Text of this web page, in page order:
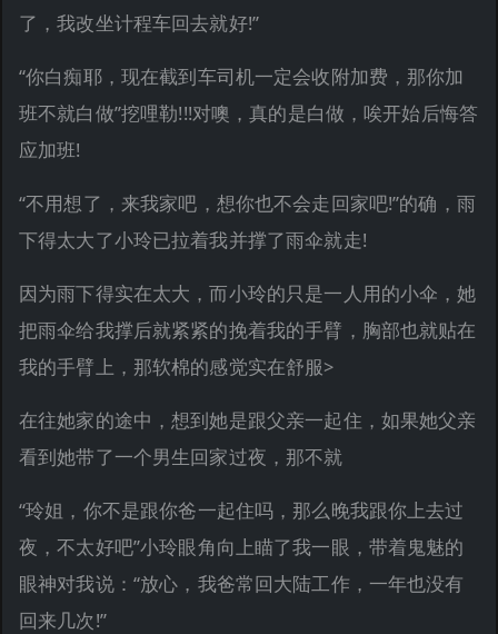
了，我改坐计程车回去就好!”
“你白痴耶，现在截到车司机一定会收附加费，那你加
班不就白做”挖哩勒!!!对噢，真的是白做，唉开始后悔答
应加班!
“不用想了，来我家吧，想你也不会走回家吧!”的确，雨
下得太大了小玲已拉着我并撑了雨伞就走!
因为雨下得实在太大，而小玲的只是一人用的小伞，她
把雨伞给我撑后就紧紧的挽着我的手臂，胸部也就贴在
我的手臂上，那软棉的感觉实在舒服>
在往她家的途中，想到她是跟父亲一起住，如果她父亲
看到她带了一个男生回家过夜，那不就
“玲姐，你不是跟你爸一起住吗，那么晚我跟你上去过
夜，不太好吧”小玲眼角向上瞄了我一眼，带着鬼魅的
眼神对我说：“放心，我爸常回大陆工作，一年也没有
回来几次!”